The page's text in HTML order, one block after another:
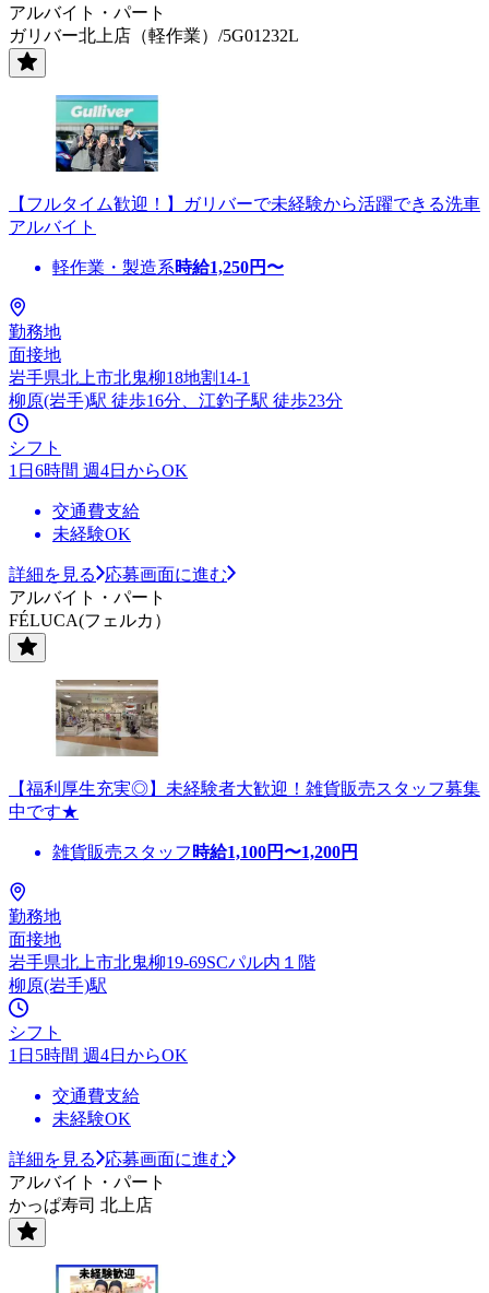
アルバイト・パート
ガリバー北上店（軽作業）/5G01232L
【フルタイム歓迎！】ガリバーで未経験から活躍できる洗車
アルバイト
軽作業・製造系時給1,250円〜
勤務地
面接地
岩手県北上市北鬼柳18地割14-1
柳原(岩手)駅 徒歩16分、江釣子駅 徒歩23分
シフト
1日6時間 週4日からOK
交通費支給
未経験OK
詳細を見る
応募画面に進む
アルバイト・パート
FÉLUCA(フェルカ）
【福利厚生充実◎】未経験者大歓迎！雑貨販売スタッフ募集
中です★
雑貨販売スタッフ 時給1,100円〜1,200円
勤務地
面接地
岩手県北上市北鬼柳19-69SCパル内１階
柳原(岩手)駅
シフト
1日5時間 週4日からOK
交通費支給
未経験OK
詳細を見る
応募画面に進む
アルバイト・パート
かっぱ寿司 北上店